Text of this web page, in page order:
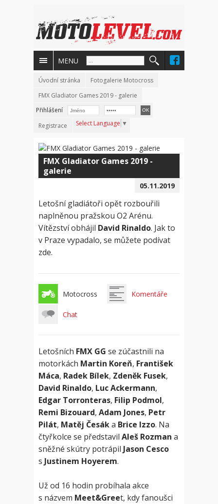
MENU
Úvodní stránka
Fotogalerie Motocross
FMX Gladiator Games 2019 - galerie
Přihlášení
Registrace
Select Language ▼
FMX Gladiator Games 2019 -
galerie
05.11.2019
Letošní gladiátoři opět rozbouřili
naplněnou pražskou O2 Arénu.
Vítězství obhájil David Rinaldo. Jak to
v Praze vypadalo, se můžete podívat
zde.
Motocross Komentáře
Chat
Letošních FMX GG se zúčastnili na
motorkách Martin Koreň, František
Máca, Radek Bílek, Zdeněk Fusek,
David Rinaldo, Luc Ackermann,
Edgar Torronteras, Filip Podmol,
Remi Bizouard, Adam Jones, Petr
Pilát, Matěj Česáka Brice Izzo. Na
čtyřkolce se představil Aleš Rozman a
sněžné skútry potrápil Jason Cesco
s Justinem Hoyerem.
Už od 16 hodin probíhala akce
s názvem Meet&Greet, kdy fanoušci